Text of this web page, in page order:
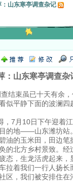
：山东寒亭调查杂记
：山东寒亭调查杂
束虽已十天有余，
似平静下面的波澜
7月10日下午迎着江
的地——山东潍坊站
油的玉米田，田边
的北方乡村景致。
态，生龙活虎起来
拉着我们一行人扬
区，我们被安排住在